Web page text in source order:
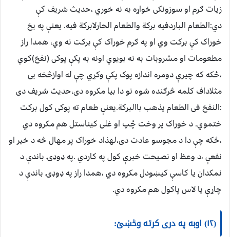
زیات ګرم او سوزونکی خواړه به نه خوري ،حدیث شریف کې
دي:الطعام الباردفیه برکة والطعام الحارلابرکة فیه. یعنې په یخ
خوراک کې برکت وي او په ګرم خوراک کې برکت نه وي، همدا راز
مطعومات او مشروبات به نه بویوي اونه به پکې پوکی (نفخ)کوي
،ځکه که چیرې دومره اندازه پوک پکې وکړي چې له اوازڅخه یی
مثلاداف کلمه څرګنده شوه نو دا بیا مکروه دی،حدیث شریف دی
:النفخ فی الطعام یذهب باالبرکة.یعنې طعام ته پوکی کول برکت
ختموي. د خوراک پر وخت چُپ او غلی کیناستل هم مکروه دي
،ځکه چې دا د مجوسو عادت دی،لهذاد خوراک پر مهال څه د خیر او
نفعې ،د وعظ او نصیحت خبرې کول په کاردي .په ډوډۍ باندې د
نمکدان یا کاسې کيښودل مکروه دي ،همدا راز په ډوډۍ باندې د
چاړې یا لاس پاکول هم مکروه دي.
(۱۲) اوبه په دری کرته وڅښئ: